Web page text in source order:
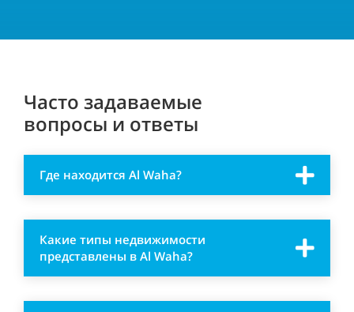
Часто задаваемые
вопросы и ответы
Где находится Al Waha?
Какие типы недвижимости
представлены в Al Waha?